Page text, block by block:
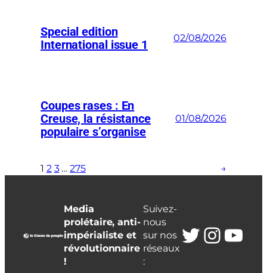
Special edition
International issue 1
02/08/2026
Coupes rases : En
Creuse, la résistance
populaire s’organise
01/08/2026
1 2 3 … 275 →
Media
prolétaire, anti-
impérialiste et
révolutionnaire
!
Suivez-
nous
sur nos
réseaux
:
Twitter